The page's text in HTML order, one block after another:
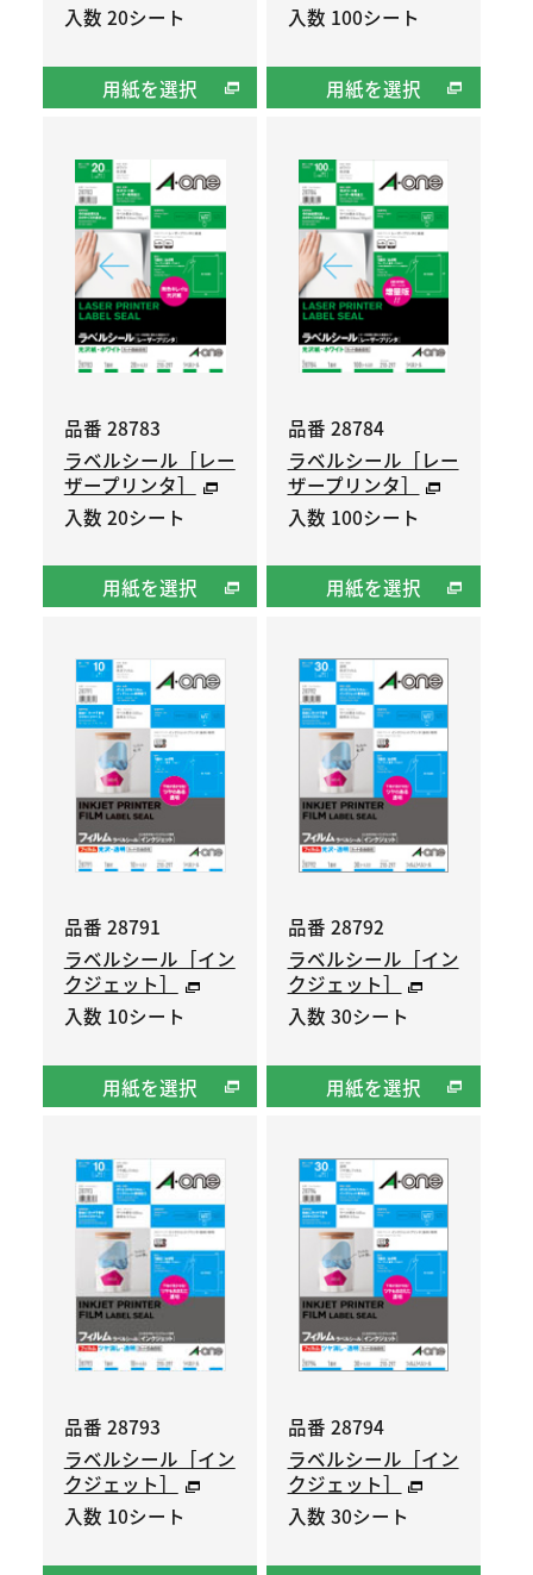
入数 20シート
用紙を選択
入数 100シート
用紙を選択
品番 28783
ラベルシール［レー
ザープリンタ］
入数 20シート
用紙を選択
品番 28784
ラベルシール［レー
ザープリンタ］
入数 100シート
用紙を選択
品番 28791
ラベルシール［イン
クジェット］
入数 10シート
用紙を選択
品番 28792
ラベルシール［イン
クジェット］
入数 30シート
用紙を選択
品番 28793
ラベルシール［イン
クジェット］
入数 10シート
品番 28794
ラベルシール［イン
クジェット］
入数 30シート